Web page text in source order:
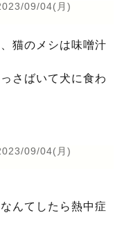
09/04(月)
猫のメシは味噌汁
さばいて犬に食わ
09/04(月)
んてしたら熱中症